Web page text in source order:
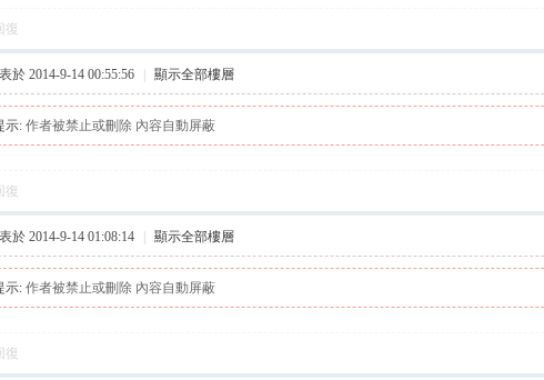
復
於 2014-9-14 00:55:56 顯示全部樓層
示: 作者被禁止或刪除 內容自動屏蔽
復
於 2014-9-14 01:08:14 顯示全部樓層
示: 作者被禁止或刪除 內容自動屏蔽
復